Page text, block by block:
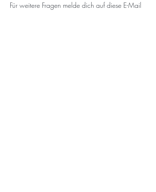
Für weitere Fragen melde dich auf diese E-Mail